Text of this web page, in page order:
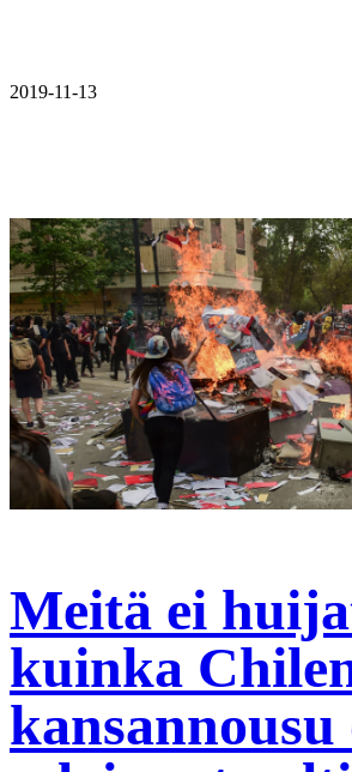
2019-11-13
Meitä ei
kuinka
kansannousu